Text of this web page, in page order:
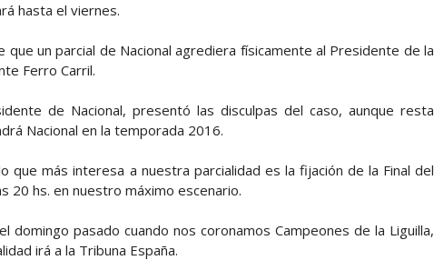
hasta el viernes.
que un parcial de Nacional agrediera físicamente al Presidente de la
Ferro Carril.
de Nacional, presentó las disculpas del caso, aunque resta
Nacional en la temporada 2016.
que más interesa a nuestra parcialidad es la fijación de la Final del
20 hs. en nuestro máximo escenario.
domingo pasado cuando nos coronamos Campeones de la Liguilla,
irá a la Tribuna España.